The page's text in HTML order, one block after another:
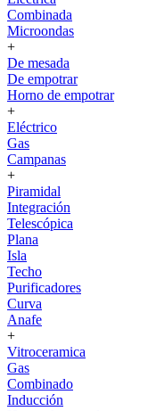
Combinada
Microondas
+
De mesada
De empotrar
Horno de empotrar
+
Eléctrico
Gas
Campanas
+
Piramidal
Integración
Telescópica
Plana
Isla
Techo
Purificadores
Curva
Anafe
+
Vitroceramica
Gas
Combinado
Inducción